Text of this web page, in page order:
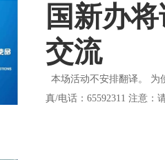
国新办
交流
本场活动不安排翻译。 为
真/电话：65592311 注意